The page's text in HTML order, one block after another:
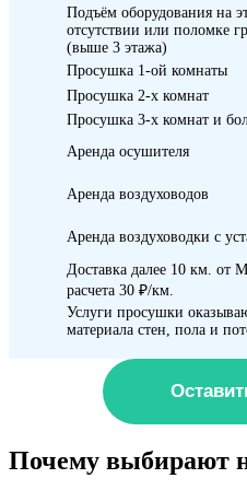
Подъём оборудования на
отсутствии или поломке
(выше 3 этажа)
Просушка 1-ой комнаты
Просушка 2-х комнат
Просушка 3-х комнат и
Аренда осушителя
Аренда воздуховодов
Аренда воздуховодки с
Доставка далее 10 км. от
расчета 30 ₽/км.
Услуги просушки
материала стен, пола и
Почему выбирают